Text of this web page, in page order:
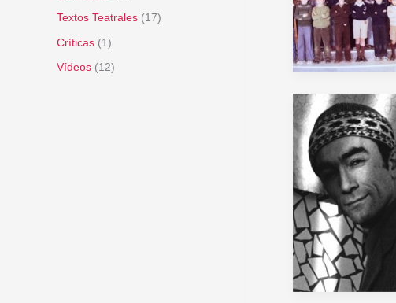
Textos Teatrales (17)
Críticas (1)
Vídeos (12)